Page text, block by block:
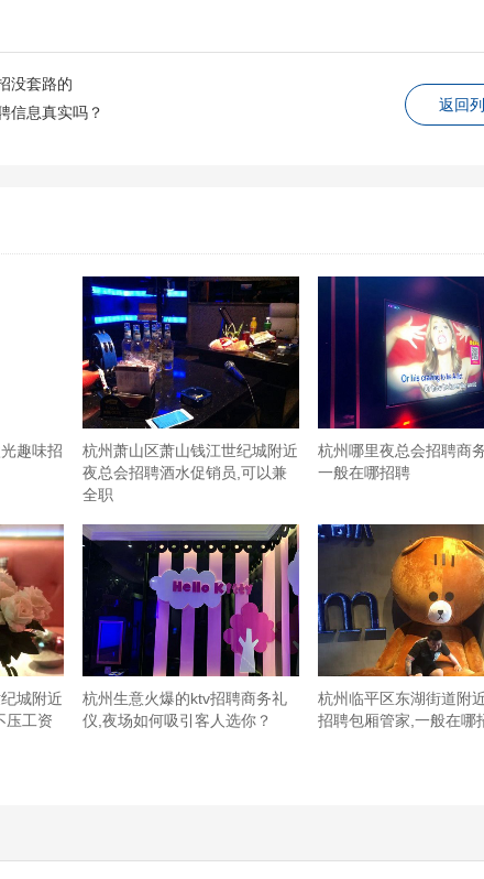
返回
没套路的
信息真实吗？
趣味招
杭州萧山区萧山钱江世纪城附近
夜总会招聘酒水促销员,可以兼
全职
杭州哪里夜总会招聘商
一般在哪招聘
城附近
压工资
杭州生意火爆的ktv招聘商务礼
仪,夜场如何吸引客人选你？
杭州临平区东湖街道附
招聘包厢管家,一般在哪